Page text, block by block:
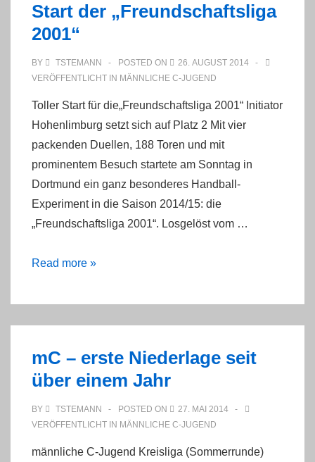
erwerben!
Start der „Freundschaftsliga
2001“
BY TSTEMANN POSTED ON
26. AUGUST 2014
VERÖFFENTLICHT IN MÄNNLICHE C-JUGEND
Toller Start für die„Freundschaftsliga 2001“ Initiator
Hohenlimburg setzt sich auf Platz 2 Mit vier
packenden Duellen, 188 Toren und mit
prominentem Besuch startete am Sonntag in
Dortmund ein ganz besonderes Handball-
Experiment in die Saison 2014/15: die
„Freundschaftsliga 2001“. Losgelöst vom …
Start
„Freundschaftsliga
Read more »
mC – erste Niederlage seit
über einem Jahr
BY TSTEMANN POSTED ON
27. MAI 2014
VERÖFFENTLICHT IN MÄNNLICHE C-JUGEND
männliche C-Jugend Kreisliga (Sommerrunde)